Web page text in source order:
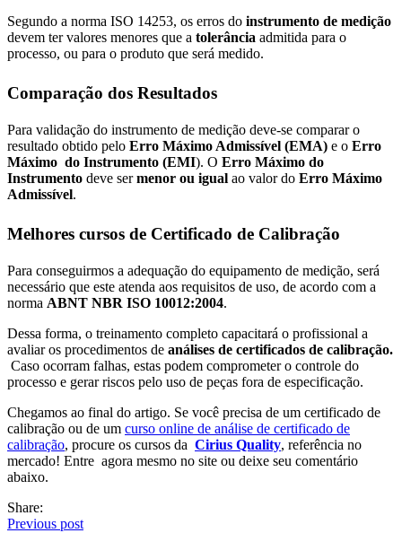
Segundo a norma ISO 14253, os erros do instrumento de medição
devem ter valores menores que a tolerância admitida para o
processo, ou para o produto que será medido.
Comparação dos Resultados
Para validação do instrumento de medição deve-se comparar o
resultado obtido pelo Erro Máximo Admissível (EMA) e o Erro
Máximo do Instrumento (EMI). O Erro Máximo do
Instrumento deve sermenor ou igual ao valor do Erro Máximo
Admissível.
Melhores cursos de Certificado de Calibração
Para conseguirmos a adequação do equipamento de medição, será
necessário que este atenda aos requisitos de uso, de acordo com a
norma ABNT NBR ISO 10012:2004.
Dessa forma, o treinamento completo capacitará o profissional a
avaliar os procedimentos de análises de certificados de calibração.
Caso ocorram falhas, estas podem comprometer o controle do
processo e gerar riscos pelo uso de peças fora de especificação.
Chegamos ao final do artigo. Se você precisa de um certificado de
calibração ou de um curso online de análise de certificado de
calibração, procure os cursos da Cirius Quality, referência no
mercado! Entre agora mesmo no site ou deixe seu comentário
abaixo.
Share:
Previous post